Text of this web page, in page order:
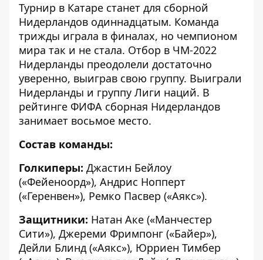
Турнир в Катаре станет для сборной
Нидерландов одиннадцатым. Команда
трижды играла в финалах, но чемпионом
мира так и не стала. Отбор в ЧМ-2022
Нидерланды преодолели достаточно
уверенно, выиграв свою группу. Выиграли
Нидерланды и группу Лиги наций. В
рейтинге ФИФА сборная Нидерландов
занимает восьмое место.
Состав команды:
Голкиперы: Джастин Бейлоу
(«Фейеноорд»), Андрис Нопперт
(«Геренвен»), Ремко Пасвер («Аякс»).
Защитники: Натан Аке («Манчестер
Сити»), Джереми Фримпонг («Байер»),
Дейли Блинд («Аякс»), Юрриен Тимбер